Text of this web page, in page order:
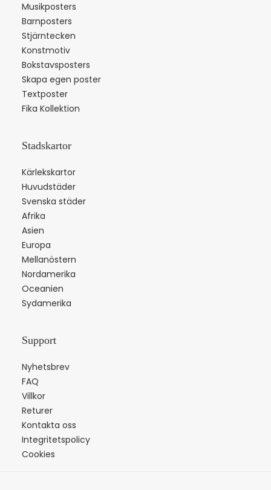
Musikposters
Barnposters
Stjärntecken
Konstmotiv
Bokstavsposters
Skapa egen poster
Textposter
Fika Kollektion
Stadskartor
Kärlekskartor
Huvudstäder
Svenska städer
Afrika
Asien
Europa
Mellanöstern
Nordamerika
Oceanien
Sydamerika
Support
Nyhetsbrev
FAQ
Villkor
Returer
Kontakta oss
Integritetspolicy
Cookies